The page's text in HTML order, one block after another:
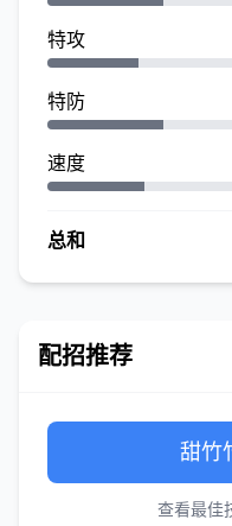
特攻
特防
速度
总和
配招推荐
甜竹
查看最佳